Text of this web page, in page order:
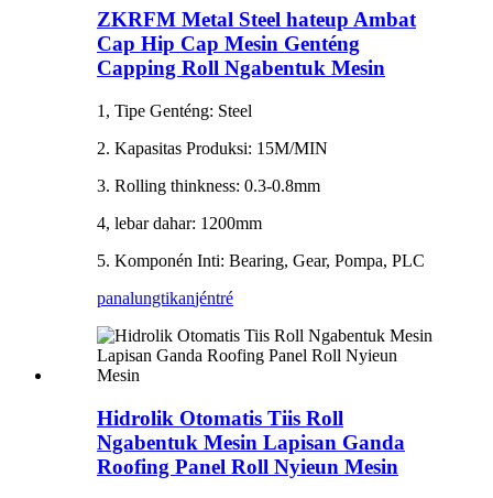
ZKRFM Metal Steel hateup Ambat
Cap Hip Cap Mesin Genténg
Capping Roll Ngabentuk Mesin
1, Tipe Genténg: Steel
2. Kapasitas Produksi: 15M/MIN
3. Rolling thinkness: 0.3-0.8mm
4, lebar dahar: 1200mm
5. Komponén Inti: Bearing, Gear, Pompa, PLC
panalungtikanjéntré
Hidrolik Otomatis Tiis Roll
Ngabentuk Mesin Lapisan Ganda
Roofing Panel Roll Nyieun Mesin